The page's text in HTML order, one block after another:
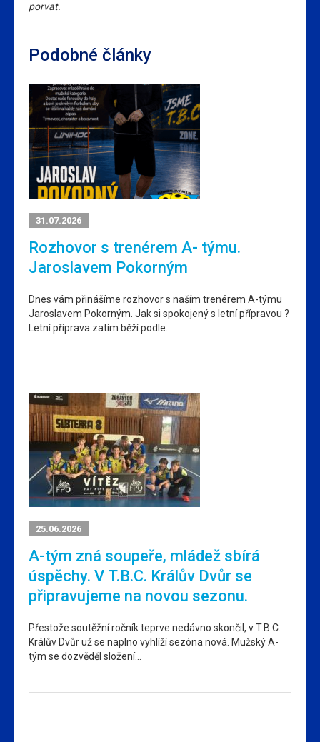
porvat.
Podobné články
31.07.2026
Rozhovor s trenérem A- týmu.
Jaroslavem Pokorným
Dnes vám přinášíme rozhovor s naším trenérem A-týmu
Jaroslavem Pokorným. Jak si spokojený s letní přípravou ?
Letní příprava zatím běží podle…
25.06.2026
A-tým zná soupeře, mládež sbírá
úspěchy. V T.B.C. Králův Dvůr se
připravujeme na novou sezonu.
Přestože soutěžní ročník teprve nedávno skončil, v T.B.C.
Králův Dvůr už se naplno vyhlíží sezóna nová. Mužský A-
tým se dozvěděl složení…